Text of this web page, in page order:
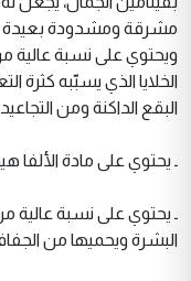
مشرقة ومشدودة بعيدة
الخلايا الذي يسبّبه
البقع الداكنة ومن
ـ يحتوي على مادة الألفا
البشرة ويحميها من